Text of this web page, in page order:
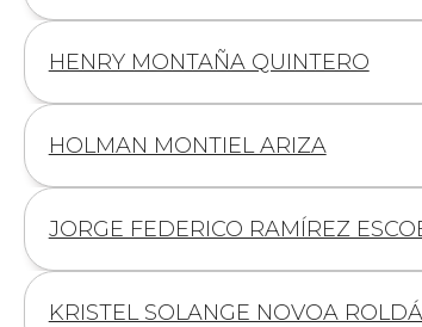
Información
HENRY MONTAÑA QUINTERO
Información
HOLMAN MONTIEL ARIZA
Información
JORGE FEDERICO RAMÍREZ
Información
KRISTEL SOLANGE NOVOA